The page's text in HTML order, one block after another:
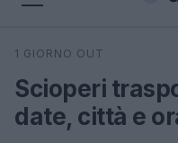
Cerca
1 GIORNO OUT
Scioperi
date, città e